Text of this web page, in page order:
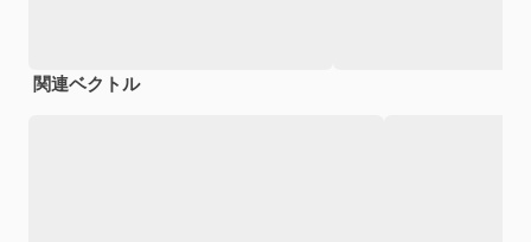
関連ベクトル